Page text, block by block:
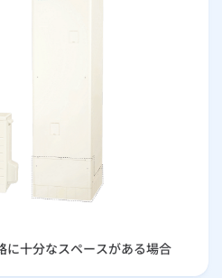
に十分なスペースがある場合